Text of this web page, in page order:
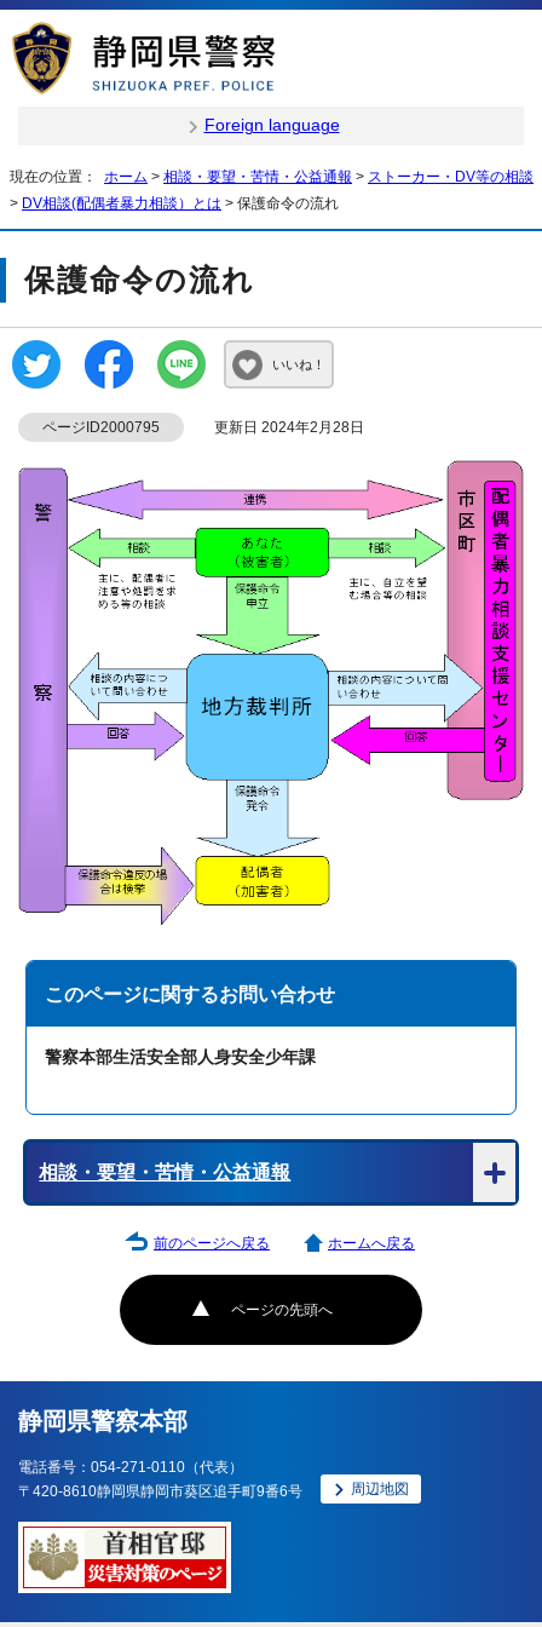
Foreign language
現在の位置： ホーム > 相談・要望・苦情・公益通報 > ストーカー・DV等の相談
> DV相談(配偶者暴力相談）とは > 保護命令の流れ
保護命令の流れ
いいね！
ページID2000795 更新日 2024年2月28日
このページに関するお問い合わせ
警察本部生活安全部人身安全少年課
相談・要望・苦情・公益通報
ページの先頭へ
前のページへ戻る ホームへ戻る
静岡県警察本部
電話番号：054-271-0110（代表）
〒420-8610静岡県静岡市葵区追手町9番6号
周辺地図